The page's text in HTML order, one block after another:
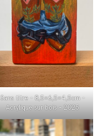
Sans titre – 8,5×6,5×4,5cm –
Acrylique sur bois – 2025